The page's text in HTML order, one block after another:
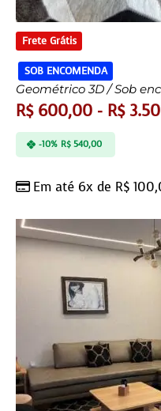
Frete Grátis
SOB ENCOMENDA
Geométrico 3D / Sob
R$600,00 - R$
Em até 6x de R$
-10% R$540,00